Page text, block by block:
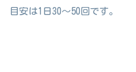
目安は1日30〜50回です。